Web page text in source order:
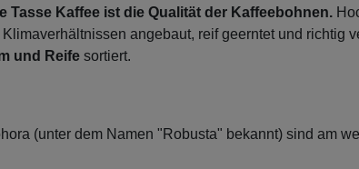
Kaffee ist die Qualität der Kaffeebohnen.
angebaut, reif geerntet und richtig
und Reife sortiert.
(unter dem Namen "Robusta" bekannt) sind am